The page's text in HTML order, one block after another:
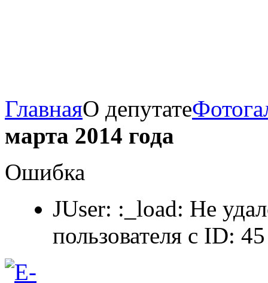
ГлавнаяО депутате
марта 2014 года
Ошибка
JUser: :_load: Не
пользователя с ID: 45